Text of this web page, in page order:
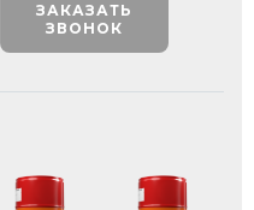
ЗАКАЗАТЬ
ЗВОНОК